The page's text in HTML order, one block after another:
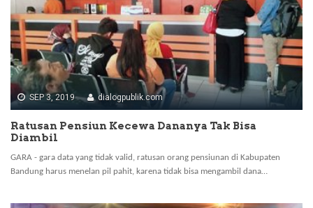
SEP 3, 2019 dialogpublik.com
Ratusan Pensiun Kecewa Dananya Tak Bisa
Diambil
GARA - gara data yang tidak valid, ratusan orang pensiunan di Kabupaten
Bandung harus menelan pil pahit, karena tidak bisa mengambil dana…